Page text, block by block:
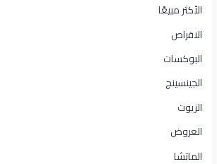
الأكثر مبيعًا​
الاقراص
البوكسات
الجينسينج
الزيوت
العروض
الماتشا